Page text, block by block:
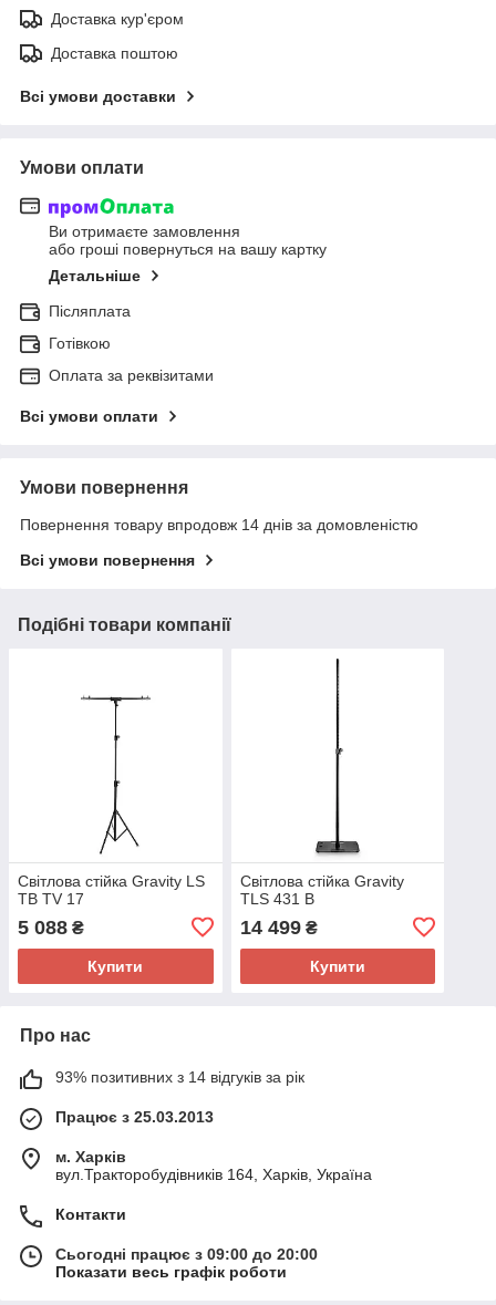
Доставка кур'єром
Доставка поштою
Всі умови доставки
Умови оплати
Ви отримаєте замовлення
або гроші повернуться на вашу картку
Детальніше
Післяплата
Готівкою
Оплата за реквізитами
Всі умови оплати
Умови повернення
Повернення товару впродовж 14 днів за домовленістю
Всі умови повернення
Подібні товари компанії
Світлова стійка Gravity LS
TB TV 17
5 088 ₴
Купити
Світлова стійка Gravity
TLS 431 B
14 499₴
Купити
Про нас
93% позитивних з 14 відгуків за рік
Працює з 25.03.2013
м. Харків
вул.Тракторобудівників 164, Харків, Україна
Контакти
Сьогодні працює з 09:00 до 20:00
Показати весь графік роботи